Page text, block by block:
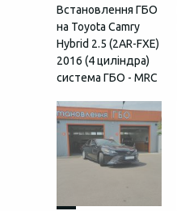
Встановлення ГБО
на Toyota Camry
Hybrid 2.5 (2AR-FXE)
2016 (4 циліндра)
система ГБО - MRC